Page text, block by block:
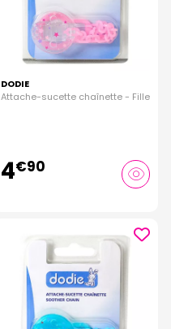
DODIE
Attache-sucette chaînette - Fille
4€90